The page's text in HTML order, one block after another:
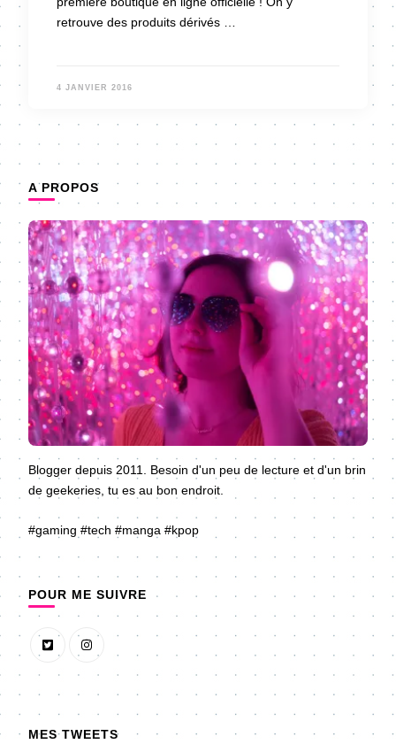
retrouve des produits dérivés …
4 JANVIER 2016
A PROPOS
Blogger depuis 2011. Besoin d'un peu de lecture et d'un brin
de geekeries, tu es au bon endroit.
#gaming #tech #manga #kpop
POUR ME SUIVRE
MES TWEETS